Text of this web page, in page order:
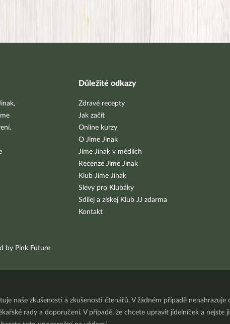
Důležité odkazy
Zdravé recepty
Jak začít
Online kurzy
O Jíme Jinak
Jíme Jinak v médiích
Recenze Jíme Jinak
Klub Jíme Jinak
Slevy pro Klubáky
Sdílej a získej Klub JJ zdarma
Kontakt
by Pink Future
naše zkušenosti a zkušenosti čtenářů. V žádném případě
rady a doporučení. V případě, že chcete upravit jídelníček a